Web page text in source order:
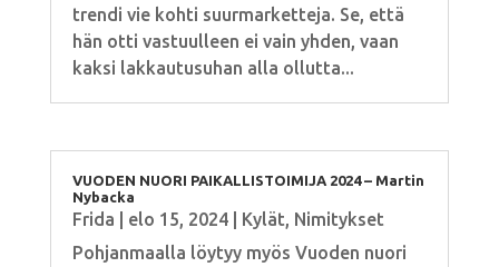
trendi vie kohti suurmarketteja. Se, että
hän otti vastuulleen ei vain yhden, vaan
kaksi lakkautusuhan alla ollutta...
VUODEN NUORI PAIKALLISTOIMIJA 2024 – Martin
Nybacka
Frida elo 15, 2024| Kylät, Nimitykset
Pohjanmaalla löytyy myös Vuoden nuori